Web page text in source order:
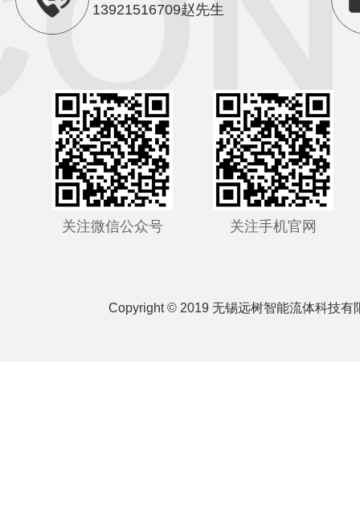
13921516709赵先生
关注微信公众号 关注手机官网
Copyright © 2019 无锡远树智能流体科技